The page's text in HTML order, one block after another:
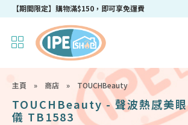
【期間限定】購物滿$150，即可享免運費
主頁 » 商店 » TOUCHBeauty
TOUCHBeauty - 聲波熱感美眼
儀 TB1583